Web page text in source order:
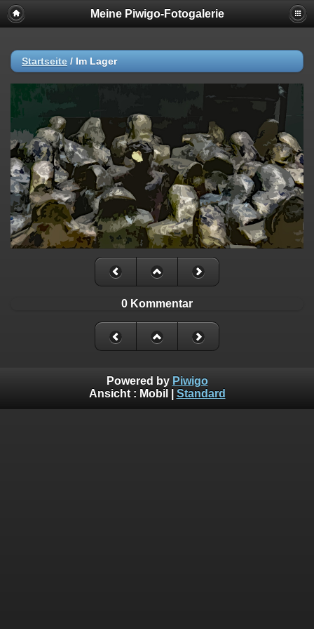
Meine Piwigo-Fotogalerie
Startseite / Im Lager
0 Kommentar
Powered by Piwigo
Ansicht : Mobil Standard